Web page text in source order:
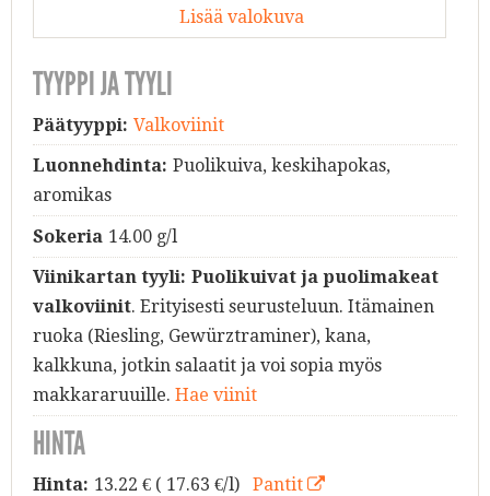
Lisää valokuva
TYYPPI JA TYYLI
Päätyyppi: Valkoviinit
Luonnehdinta: Puolikuiva, keskihapokas,
aromikas
Sokeria 14.00 g/l
Viinikartan tyyli: Puolikuivat ja puolimakeat
valkoviinit. Erityisesti seurusteluun. Itämainen
ruoka (Riesling, Gewürztraminer), kana,
kalkkuna, jotkin salaatit ja voi sopia myös
makkararuuille. Hae viinit
HINTA
Hinta: 13.22 € ( 17.63 €/l) Pantit